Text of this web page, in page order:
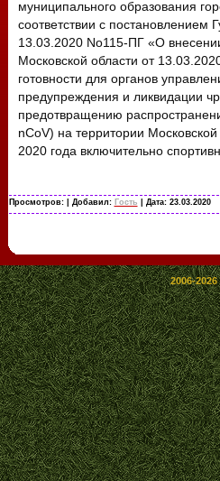
муниципального образования
соответствии с постановлением
13.03.2020 No115-ПГ «О
Московской области от
готовности для органов
предупреждения и ликвидации
предотвращению
nCoV) на территории
2020 года включительно
Просмотров: | Добавил: Гость | Дата: 23.03.2020
2006-